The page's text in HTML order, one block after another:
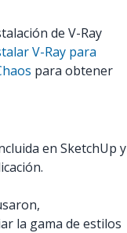
de V-Ray
V-Ray para
para obtener
en SketchUp y
la gama de estilos